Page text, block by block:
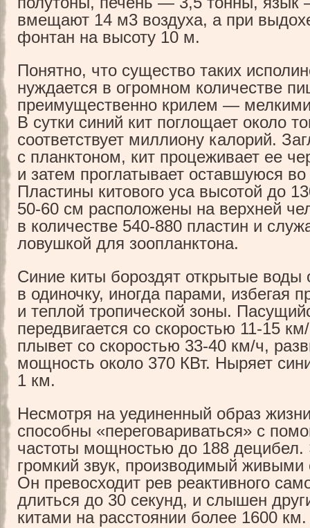
вмещают 14 м3 воздуха, а при
фонтан на высоту 10 м.
Понятно, что существо таких
нуждается в огромном количестве
преимущественно крилем —
В сутки синий кит поглощает около
соответствует миллиону калорий.
с планктоном, кит процеживает ее
и затем проглатывает оставшуюся
Пластины китового уса высотой до
50-60 см расположены на верхней
в количестве 540-880 пластин и
ловушкой для зоопланктона.
Синие киты бороздят открытые воды
в одиночку, иногда парами, избегая
и теплой тропической зоны.
передвигается со скоростью 11-15
плывет со скоростью 33-40 км/ч,
мощность около 370 КВт. Ныряет
1 км.
Несмотря на уединенный образ
способны «переговариваться» с
частоты мощностью до 188
громкий звук, производимый
Он превосходит рев реактивного
длиться до 30 секунд, и слышен
китами на расстоянии более 1600 км.